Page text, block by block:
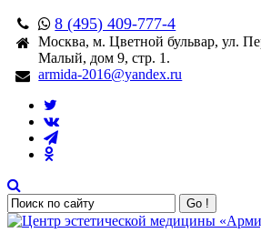
8 (495) 409-777-4
Москва, м. Цветной бульвар, ул.
Малый, дом 9, стр. 1.
armida-2016@yandex.ru
Go !